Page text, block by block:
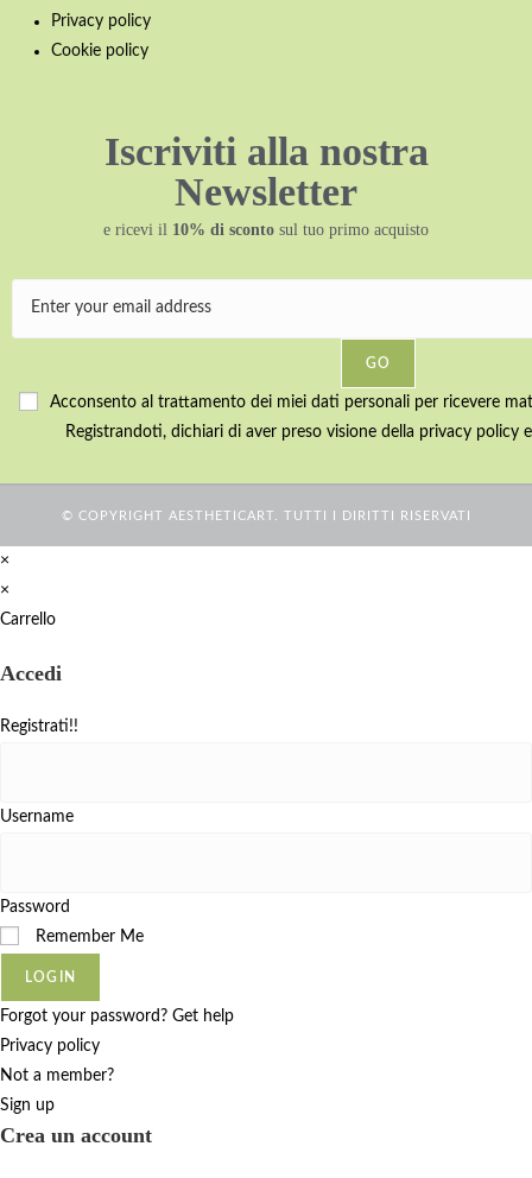
Privacy policy
Cookie policy
Iscriviti alla nostra
Newsletter
e ricevi il 10% di sconto sul tuo primo acquisto
GO
Acconsento al trattamento dei miei dati personali per ricevere
Registrandoti, dichiari di aver preso visione della privacy policy
© COPYRIGHT AESTHETICART. TUTTI I DIRITTI RISERVATI
×
×
Carrello
Accedi
Registrati!!
Username
Password
Remember Me
LOGIN
Forgot your password? Get help
Privacy policy
Not a member?
Sign up
Crea un account